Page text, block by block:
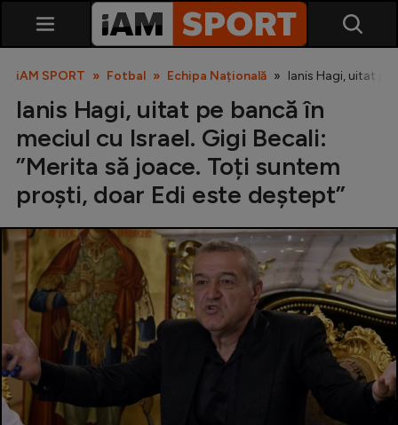
SuperLiga
Liga 2
Cupa României
Echipa Națională
U21
Fotbal feminin
iAM SPORT Fotbal Echipa Națională Ianis Hagi, uitat pe
Ianis Hagi, uitat pe bancă în
meciul cu Israel. Gigi Becali:
”Merita să joace. Toți suntem
proști, doar Edi este deștept”